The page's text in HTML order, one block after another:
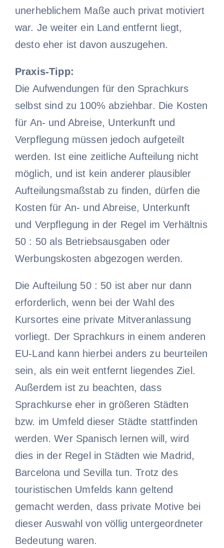
unerheblichem Maße auch privat motiviert
war. Je weiter ein Land entfernt liegt,
desto eher ist davon auszugehen.
Praxis-Tipp:
Die Aufwendungen für den Sprachkurs
selbst sind zu 100% abziehbar. Die Kosten
für An- und Abreise, Unterkunft und
Verpflegung müssen jedoch aufgeteilt
werden. Ist eine zeitliche Aufteilung nicht
möglich, und ist kein anderer plausibler
Aufteilungsmaßstab zu finden, dürfen die
Kosten für An- und Abreise, Unterkunft
und Verpflegung in der Regel im Verhältnis
50 : 50 als Betriebsausgaben oder
Werbungskosten abgezogen werden.
Die Aufteilung 50 : 50 ist aber nur dann
erforderlich, wenn bei der Wahl des
Kursortes eine private Mitveranlassung
vorliegt. Der Sprachkurs in einem anderen
EU-Land kann hierbei anders zu beurteilen
sein, als ein weit entfernt liegendes Ziel.
Außerdem ist zu beachten, dass
Sprachkurse eher in größeren Städten
bzw. im Umfeld dieser Städte stattfinden
werden. Wer Spanisch lernen will, wird
dies in der Regel in Städten wie Madrid,
Barcelona und Sevilla tun. Trotz des
touristischen Umfelds kann geltend
gemacht werden, dass private Motive bei
dieser Auswahl von völlig untergeordneter
Bedeutung waren.